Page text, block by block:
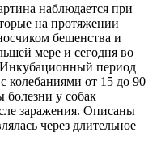
наблюдается при
на протяжении
бешенства и
мере и сегодня во
Инкубационный период
колебаниями от 15 до 90
у собак
заражения. Описаны
через длительное